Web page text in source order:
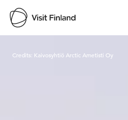
Credits: Kaivosyhtiö Arctic Ametisti Oy